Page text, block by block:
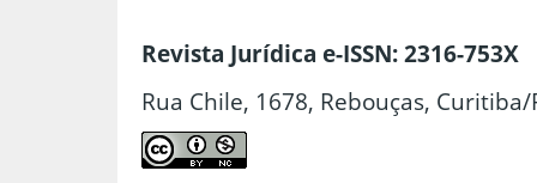
Revista Jurídica e-ISSN: 2316-753X
Rua Chile, 1678, Rebouças, Curitiba/